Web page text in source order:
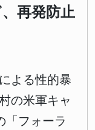
再発防止
よる性的暴
の米軍キャ
「フォーラ